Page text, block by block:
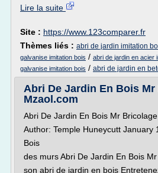
Lire la suite
Site : https://www.123comparer.fr
Thèmes liés : abri de jardin imitation
galvanise imitation bois / abri de jardin en acier
galvanise imitation bois / abri de jardin en
Abri De Jardin En Bois
Mzaol.com
Abri De Jardin En Bois Mr Bricolage
Author: Temple Huneycutt January
Bois
des murs Abri De Jardin En Bois
son abri de jardin en bois